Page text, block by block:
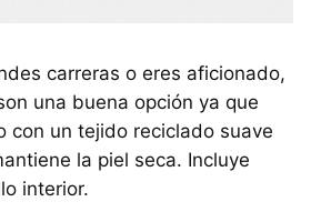
carreras o eres aficionado,
una buena opción ya que
con un tejido reciclado suave
la piel seca. Incluye
interior.